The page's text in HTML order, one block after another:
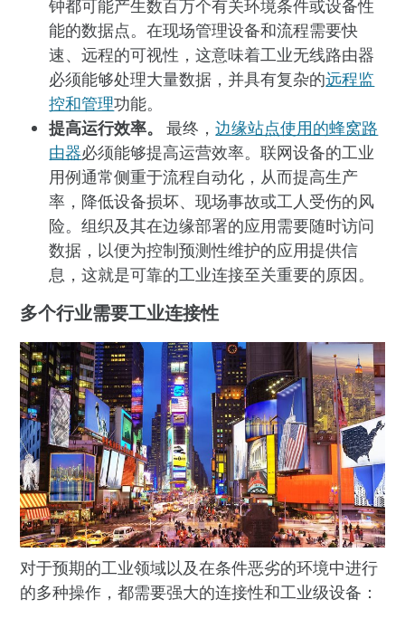
钟都可能产生数百万个有关环境条件或设备性
能的数据点。在现场管理设备和流程需要快
速、远程的可视性，这意味着工业无线路由器
必须能够处理大量数据，并具有复杂的远程监
控和管理功能。
提高运行效率。最终，边缘站点使用的蜂窝路
由器必须能够提高运营效率。联网设备的工业
用例通常侧重于流程自动化，从而提高生产
率，降低设备损坏、现场事故或工人受伤的风
险。组织及其在边缘部署的应用需要随时访问
数据，以便为控制预测性维护的应用提供信
息，这就是可靠的工业连接至关重要的原因。
多个行业需要工业连接性
对于预期的工业领域以及在条件恶劣的环境中进行
的多种操作，都需要强大的连接性和工业级设备：